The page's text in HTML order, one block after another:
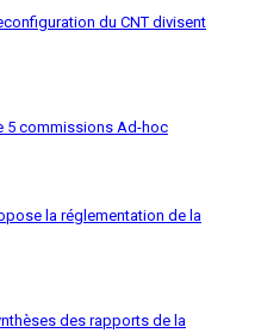
du CNT divisent
5 commissions Ad-hoc
la réglementation de la
des rapports de la